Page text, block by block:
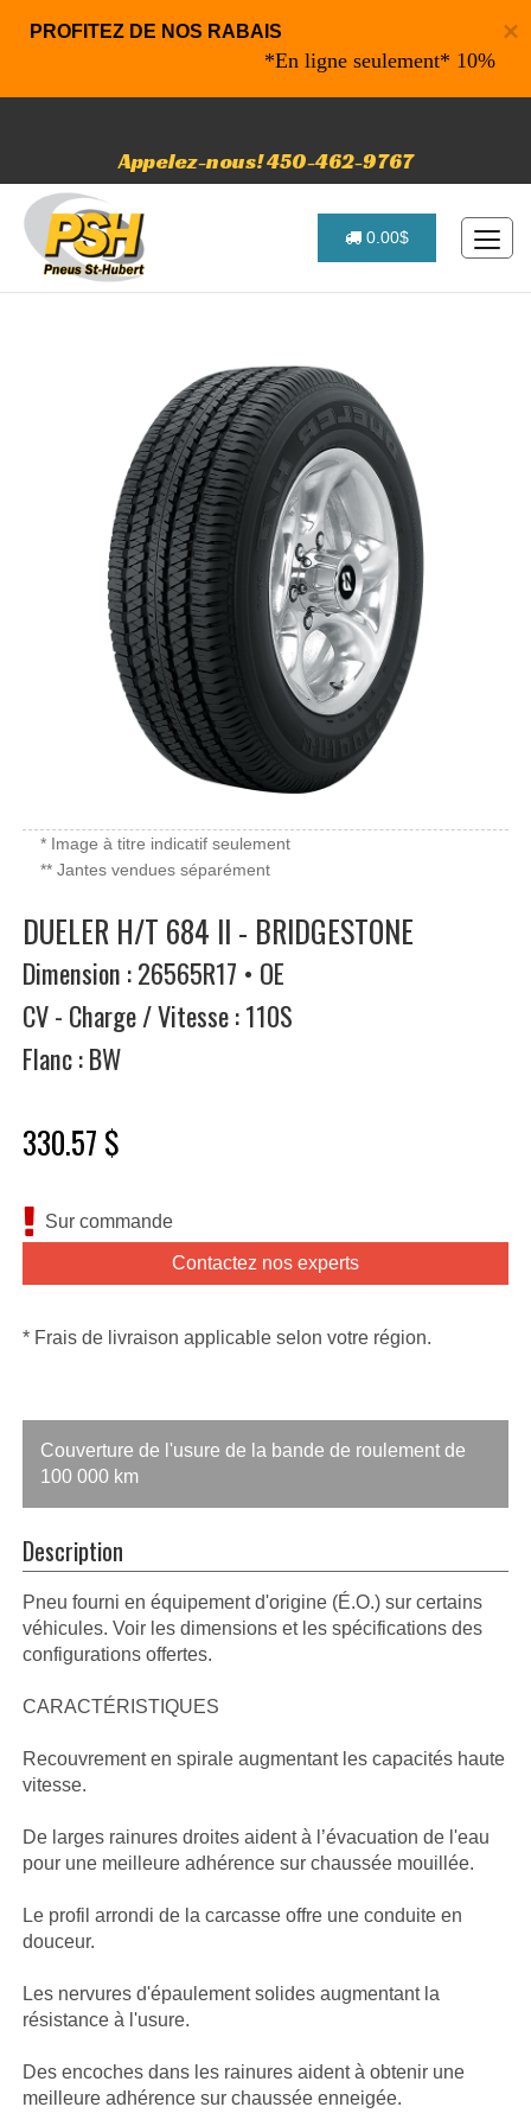
×
PROFITEZ DE NOS RABAIS
*En ligne seulement* 10% de
Appelez-nous! 450-462-9767
0.00$
* Image à titre indicatif seulement
** Jantes vendues séparément
DUELER H/T 684 II - BRIDGESTONE
Dimension : 26565R17 • OE
CV - Charge / Vitesse : 110S
Flanc : BW
330.57 $
Sur commande
Contactez nos experts
* Frais de livraison applicable selon votre région.
Couverture de l'usure de la bande de roulement de
100 000 km
Description
Pneu fourni en équipement d'origine (É.O.) sur certains
véhicules. Voir les dimensions et les spécifications des
configurations offertes.
CARACTÉRISTIQUES
Recouvrement en spirale augmentant les capacités haute
vitesse.
De larges rainures droites aident à l’évacuation de l'eau
pour une meilleure adhérence sur chaussée mouillée.
Le profil arrondi de la carcasse offre une conduite en
douceur.
Les nervures d'épaulement solides augmentant la
résistance à l'usure.
Des encoches dans les rainures aident à obtenir une
meilleure adhérence sur chaussée enneigée.